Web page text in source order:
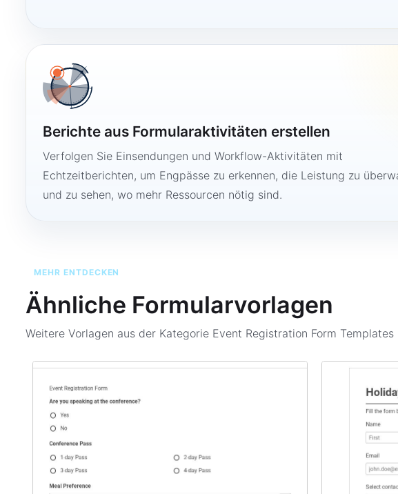
Berichte aus Formularaktivitäten erstellen
Verfolgen Sie Einsendungen und Workflow-Aktivitäten mit
Echtzeitberichten, um Engpässe zu erkennen, die Leistung zu
und zu sehen, wo mehr Ressourcen nötig sind.
MEHR ENTDECKEN
Ähnliche Formularvorlagen
Weitere Vorlagen aus der Kategorie Event Registration Form Templates